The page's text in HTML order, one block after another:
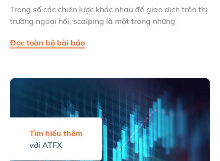
Trong số các chiến lược khác nhau để giao dịch trên thị
trường ngoại hối, scalping là một trong những
Đọc toàn bộ bài báo
Tìm hiểu thêm
với ATFX